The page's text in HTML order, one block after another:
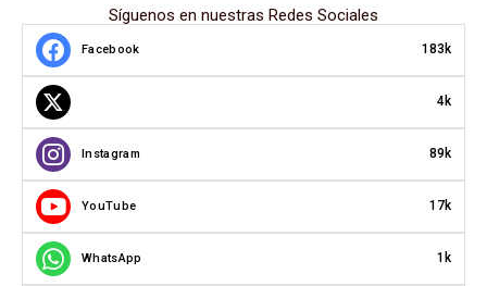
Síguenos en nuestras Redes Sociales
Facebook 183k
4k
Instagram 89k
YouTube 17k
WhatsApp 1k